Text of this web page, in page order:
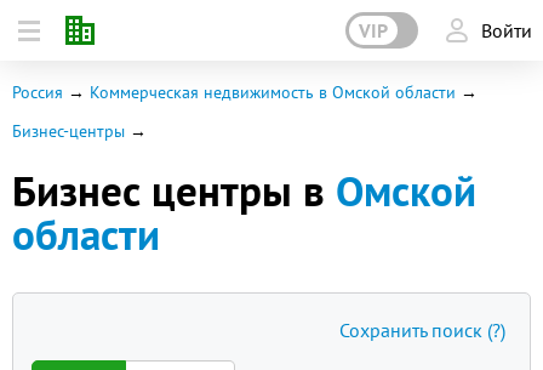
VIP Войти
Россия
Коммерческая недвижимость в Омской области
Бизнес-центры
Бизнес центры в Омской
области
Сохранить поиск (?)